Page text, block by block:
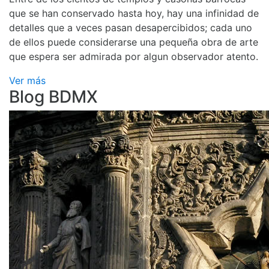
que se han conservado hasta hoy, hay una infinidad de
detalles que a veces pasan desapercibidos; cada uno
de ellos puede considerarse una pequeña obra de arte
que espera ser admirada por algun observador atento.
Ver más
Blog BDMX